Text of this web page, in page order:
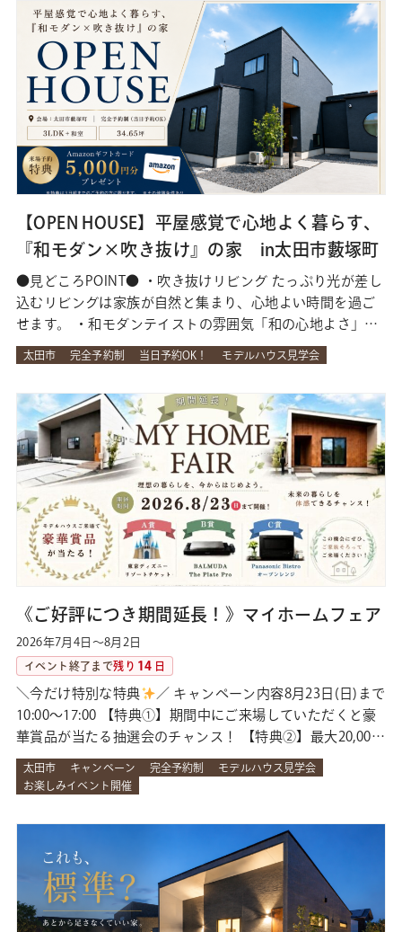
【OPEN HOUSE】平屋感覚で心地よく暮らす、
『和モダン×吹き抜け』の家 in太田市藪塚町
●見どころPOINT● ・吹き抜けリビング たっぷり光が差し
込むリビングは家族が自然と集まり、心地よい時間を過ご
せます。 ・和モダンテイストの雰囲気「和の心地よさ」と
「モダンの洗練」を調和させたデザインが空間に上質な落
ち着きをもたらします。 ・平屋のように暮らせる間取り寝
将来的には平屋のような安心で快適な…
太田市 完全予約制 当日予約OK！ モデルハウス見学会
《ご好評につき期間延長！》マイホームフェア
2026年7月4日～8月2日
イベント終了まで残り 14 日
＼今だけ特別な特典
／ キャンペーン内容8月23日(日)まで
10:00～17:00 【特典①】期間中にご来場していただくと豪
華賞品が当たる抽選会のチャンス！ 【特典②】最大20,000
円分のAmazonギフトカード 来場されたお子様限定でプレ
ゼントもご用意しております♪ 2棟の平屋モデルハウスを
隠れ家』風…
太田市 キャンペーン 完全予約制
モデルハウス見学会
お楽しみイベント開催